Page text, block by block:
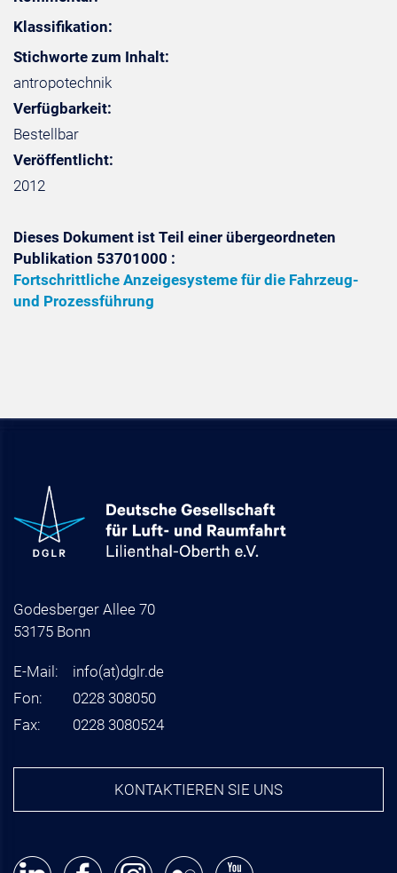
Klassifikation:
Stichworte zum Inhalt:
antropotechnik
Verfügbarkeit:
Bestellbar
Veröffentlicht:
2012
Dieses Dokument ist Teil einer übergeordneten
Publikation 53701000 :
Fortschrittliche Anzeigesysteme für die Fahrzeug-
und Prozessführung
Godesberger Allee 70
53175 Bonn
E-Mail: info(at)dglr.de
Fon:
0228 308050
Fax:
0228 3080524
KONTAKTIEREN SIE UNS